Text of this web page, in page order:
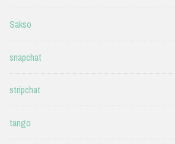
Sakso
snapchat
stripchat
tango